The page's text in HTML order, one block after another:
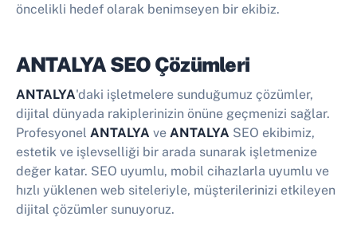
öncelikli hedef olarak benimseyen bir ekibiz.
ANTALYA SEO Çözümleri
ANTALYA'daki işletmelere sunduğumuz çözümler,
dijital dünyada rakiplerinizin önüne geçmenizi sağlar.
Profesyonel ANTALYA ve ANTALYA SEO ekibimiz,
estetik ve işlevselliği bir arada sunarak işletmenize
değer katar. SEO uyumlu, mobil cihazlarla uyumlu ve
hızlı yüklenen web siteleriyle, müşterilerinizi etkileyen
dijital çözümler sunuyoruz.